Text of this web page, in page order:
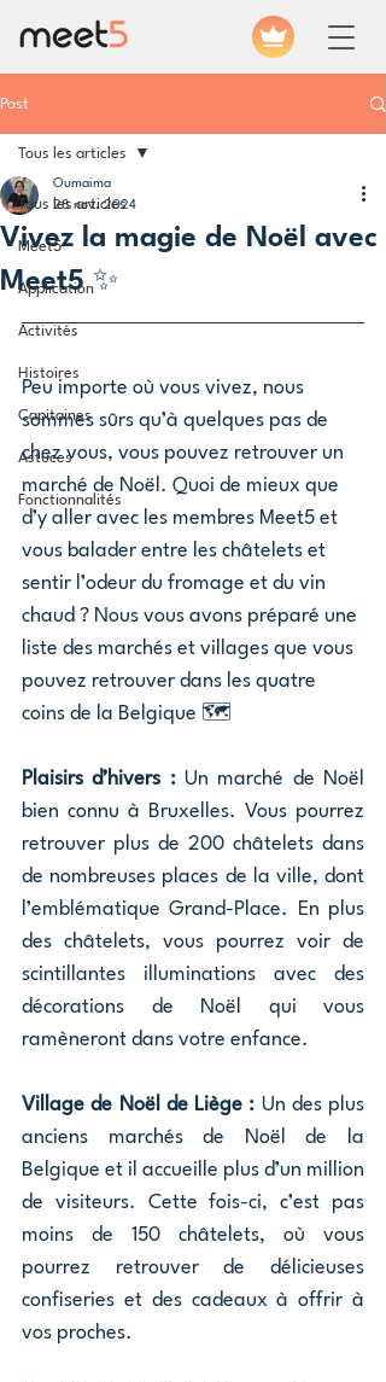
Post
Tous les articles
Meet5
Application
Activités
Histoires
Capitaines
Astuces
Fonctionnalités
Tous les articles
Vivez la magie de Noël avec
Meet5 ✨
Oumaima
28 nov. 2024
Peu importe où vous vivez, nous
sommes sûrs qu’à quelques pas de
chez vous, vous pouvez retrouver un
marché de Noël. Quoi de mieux que
d’y aller avec les membres Meet5 et
vous balader entre les châtelets et
sentir l’odeur du fromage et du vin
chaud ? Nous vous avons préparé une
liste des marchés et villages que vous
pouvez retrouver dans les quatre
coins de la Belgique 🗺️
Plaisirs d’hivers : Un marché de Noël
bien connu à Bruxelles. Vous pourrez
retrouver plus de 200 châtelets dans
de nombreuses places de la ville, dont
l’emblématique Grand-Place. En plus
des châtelets, vous pourrez voir de
scintillantes illuminations avec des
décorations de Noël qui vous
ramèneront dans votre enfance.
Village de Noël de Liège : Un des plus
anciens marchés de Noël de la
Belgique et il accueille plus d’un million
de visiteurs. Cette fois-ci, c’est pas
moins de 150 châtelets, où vous
pourrez retrouver de délicieuses
confiseries et des cadeaux à offrir à
vos proches.